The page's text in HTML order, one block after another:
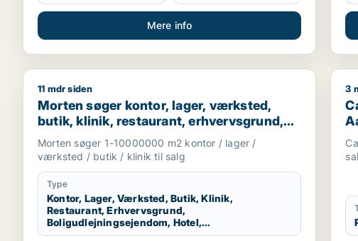
Mere info
Morten søger kontor, lager, værksted, butik, klinik,
11 mdr siden
Morten søger kontor, lager, værksted,
butik, klinik, restaurant, erhvervsgrund,
boligudlejningsejendom, hotel eller
produktionslokaler til salg i Region
Morten søger 1-10000000 m2 kontor / lager /
værksted / butik / klinik til salg
Type
Kontor, Lager, Værksted, Butik, Klinik,
Restaurant, Erhvervsgrund,
Boligudlejningsejendom, Hotel,
Produktionslokaler
3